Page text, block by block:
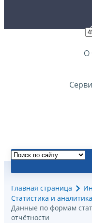
О
Главная страница
Статистика и аналитика
Данные по формам
отчётности